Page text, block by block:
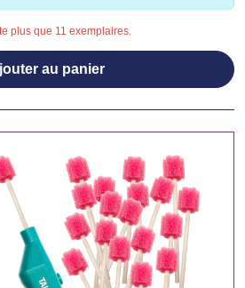
plus que 11 exemplaires.
au panier